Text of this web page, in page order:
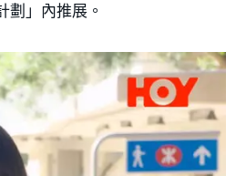
」內推展。